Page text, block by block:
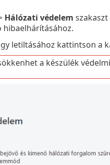
Hálózati védelem
letiltásához kattintson a
a készülék